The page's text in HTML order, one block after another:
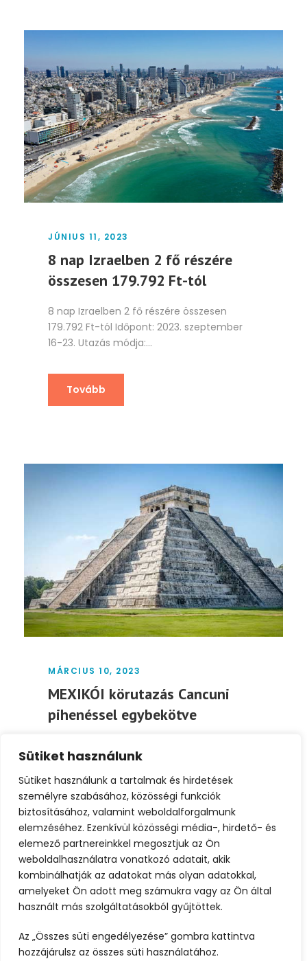
Sütiket használunk
Sütiket használunk a tartalmak és hirdetések
személyre szabásához, közösségi funkciók
biztosításához, valamint weboldalforgalmunk
elemzéséhez. Ezenkívül közösségi média-, hirdető- és
elemező partnereinkkel megosztjuk az Ön
weboldalhasználatra vonatkozó adatait, akik
kombinálhatják az adatokat más olyan adatokkal,
amelyeket Ön adott meg számukra vagy az Ön által
használt más szolgáltatásokból gyűjtöttek.
Az „Összes süti engedélyezése” gombra kattintva
hozzájárulsz az összes süti használatához.
JÚNIUS 11, 2023
8 nap Izraelben 2 fő részére
összesen 179.792 Ft-tól
8 nap Izraelben 2 fő részére összesen
179.792 Ft-tól Időpont: 2023. szeptember
16-23. Utazás módja:...
Tovább
MÁRCIUS 10, 2023
MEXIKÓI körutazás Cancuni
pihenéssel egybekötve
idegenvezetéssel Egyedi és felejthetetlen
élményt keresel? Ez a hihetetlen utazás
Mexikó...
Tovább